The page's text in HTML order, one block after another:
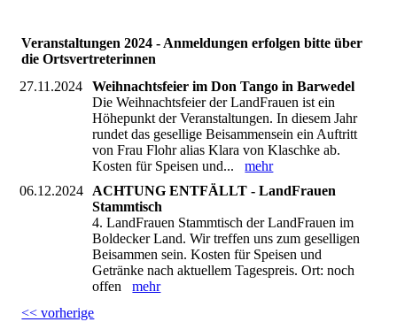
Veranstaltungen 2024 - Anmeldungen erfolgen bitte über
die Ortsvertreterinnen
27.11.2024
Weihnachtsfeier im Don Tango in Barwedel
Die Weihnachtsfeier der LandFrauen ist ein
Höhepunkt der Veranstaltungen. In diesem Jahr
rundet das gesellige Beisammensein ein Auftritt
von Frau Flohr alias Klara von Klaschke ab.
Kosten für Speisen und...mehr
06.12.2024
ACHTUNG ENTFÄLLT - LandFrauen
Stammtisch
4. LandFrauen Stammtisch der LandFrauen im
Boldecker Land. Wir treffen uns zum geselligen
Beisammen sein. Kosten für Speisen und
Getränke nach aktuellem Tagespreis. Ort: noch
offenmehr
<< vorherige